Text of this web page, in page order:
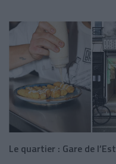
Le quartier : Gare de l’Est